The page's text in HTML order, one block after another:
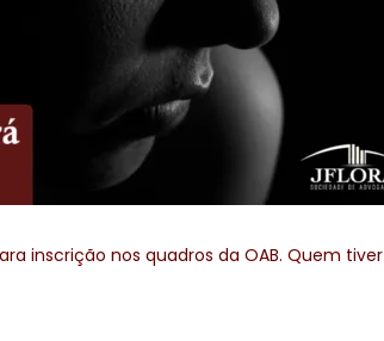
inscrição nos quadros da OAB. Quem tiver